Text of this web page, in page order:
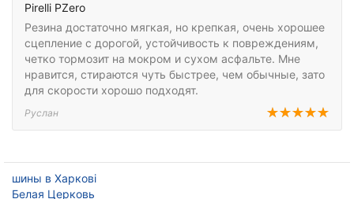
Pirelli PZero
Резина достаточно мягкая, но крепкая, очень хорошее
сцепление с дорогой, устойчивость к повреждениям,
четко тормозит на мокром и сухом асфальте. Мне
нравится, стираются чуть быстрее, чем обычные, зато
для скорости хорошо подходят.
Руслан
шины в Харкові
Белая Церковь